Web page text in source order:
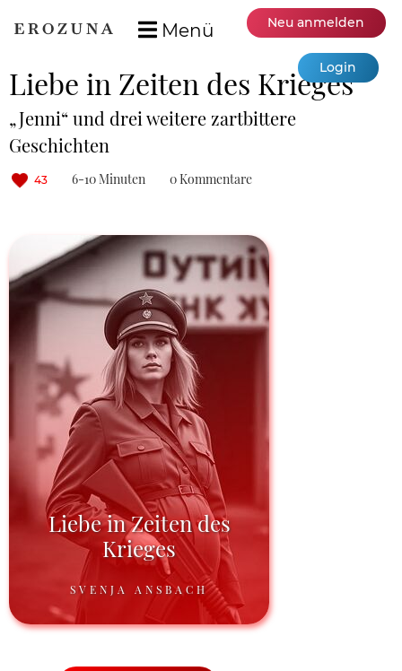
Menü Neu anmelden
Login
Liebe in Zeiten des Krieges
„Jenni“ und drei weitere zartbittere
Geschichten
43 6-10 Minuten 0 Kommentare
Liebe in Zeiten des
Krieges
SVENJA ANSBACH